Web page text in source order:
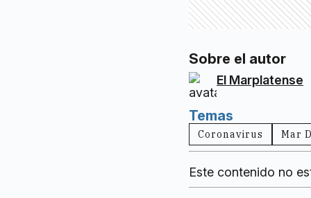
Sobre el autor
El Marplatense
Temas
Coronavirus Mar
Este contenido no